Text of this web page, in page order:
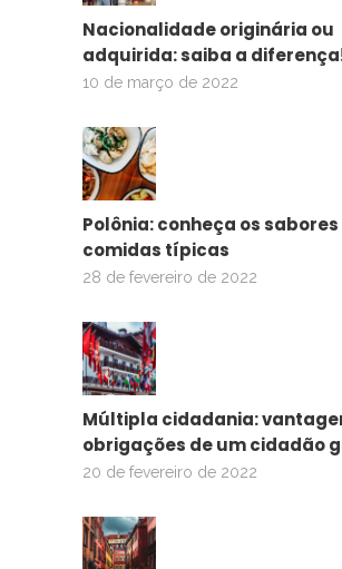
Nacionalidade originária ou
adquirida: saiba a
10 de março de 2022
Polônia: conheça os
comidas típicas
28 de fevereiro de 2022
Múltipla cidadania:
obrigações de um cidadão
20 de fevereiro de 2022